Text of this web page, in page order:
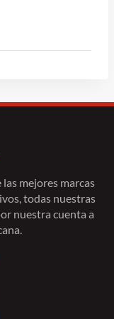
mejores marcas
todas nuestras
nuestra cuenta a